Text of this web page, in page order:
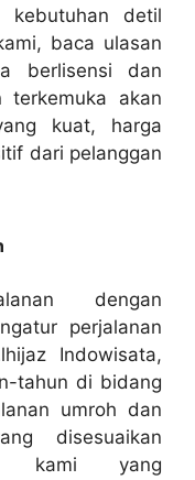
kebutuhan detil
baca ulasan
berlisensi dan
terkemuka akan
kuat, harga
dari pelanggan
dengan
perjalanan
Indowisata,
tahun di bidang
umroh dan
disesuaikan
kami yang